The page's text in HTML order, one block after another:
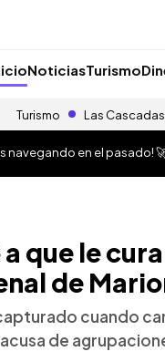
NoticiasTurismo
Turismo Las Cascadas
navegando en el pasado!
que le
de
cuando
de